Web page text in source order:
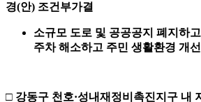
경(안) 조건부가결
소규모 도로 및 공공공지 폐지하
주차 해소하고 주민 생활환경 개선
□ 강동구 천호·성내재정비촉진지구 내